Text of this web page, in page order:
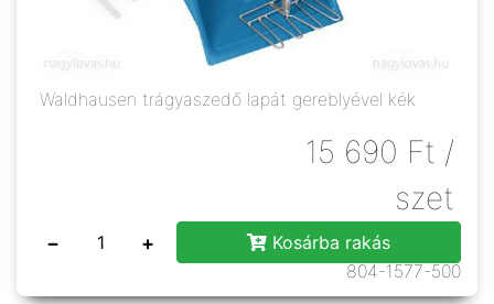
Waldhausen trágyaszedő lapát gereblyével kék
15 690 Ft /
szet
− +
Kosárba rakás
804-1577-500